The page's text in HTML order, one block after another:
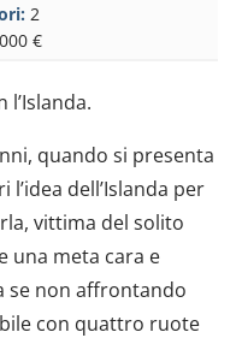
2
€
quando si presenta
dell’Islanda per
vittima del solito
una meta cara e
se non affrontando
con quattro ruote